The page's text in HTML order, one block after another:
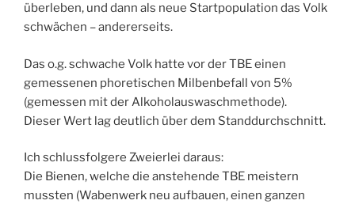
überleben, und dann als neue Startpopulation das Volk
schwächen – andererseits.
Das o.g. schwache Volk hatte vor der TBE einen
gemessenen phoretischen Milbenbefall von 5%
(gemessen mit der Alkoholauswaschmethode).
Dieser Wert lag deutlich über dem Standdurchschnitt.
Ich schlussfolgere Zweierlei daraus:
Die Bienen, welche die anstehende TBE meistern
mussten (Wabenwerk neu aufbauen, einen ganzen